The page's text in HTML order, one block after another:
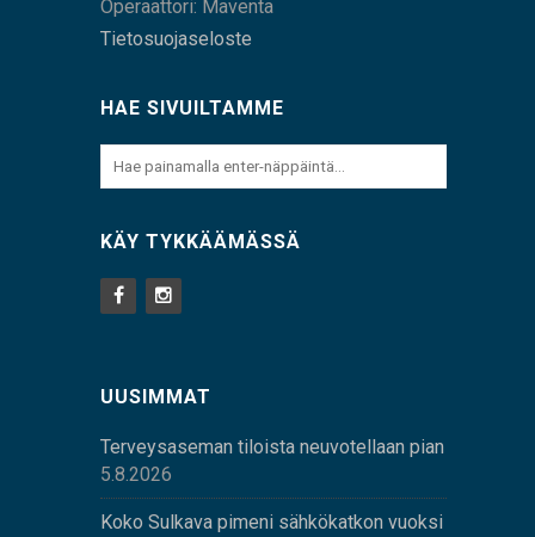
Operaattori: Maventa
Tietosuojaseloste
HAE SIVUILTAMME
KÄY TYKKÄÄMÄSSÄ
UUSIMMAT
Terveysaseman tiloista neuvotellaan pian
5.8.2026
Koko Sulkava pimeni sähkökatkon vuoksi